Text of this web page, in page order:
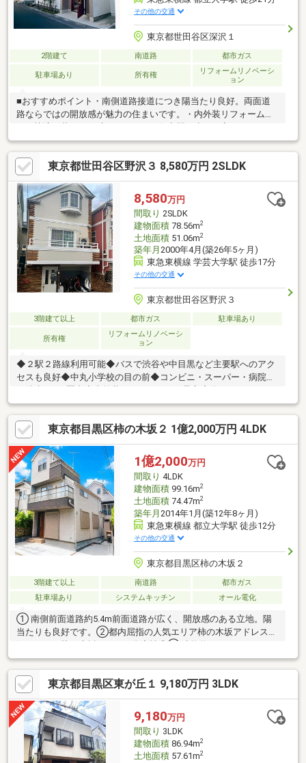
その他の交通
東京都世田谷区深沢１
2階建て 南道路 都市ガス
駐車場あり 所有権
リフォームリノベーシ
ョン
■おすすめポイント・南側道路接道につき陽当たり良好。両面道
路ならではの開放感が魅力の住まいです。・内外装リフォーム済
で、快適な暮らしを叶えるきれいな住空間へ生まれ変わりまし
た。・建物面積93.64㎡のゆとりある2LDKテラスハウス。・約
21.3帖の広々としたLDKは、家具配置もしやすく開放的な団らん
空間を演出します。・主寝室は約10帖を確保した、ゆとりある間
取りです。・駐車場完備で、お車を利用される方にも便利な住環
境です。□■□■□■□■□■□■□■□■□■ご見学予約承っております！！
お気軽にご連絡下さい！！□■□■□■□■□■□■□■□■□■
東京都世田谷区野沢３ 8,580万円 2SLDK
8,580万円
間取り 2SLDK
建物面積78.56m2
土地面積51.06m2
築年月 2000年4月(築26年5ヶ月)
東急東横線 学芸大学駅 徒歩17分
その他の交通
東京都世田谷区野沢３
3階建て以上 都市ガス 駐車場あり
所有権
リフォームリノベーシ
ョン
◆２駅２路線利用可能◆バスで渋谷や中目黒など主要駅へのアク
セスも良好◆中丸小学校の目の前◆コンビニ・スーパー・病院ま
2SLDKの3階建◆約14帖のLDK□■□■□■□■□■□■□■□■□■ご見学予
約承っております！！お気軽にご連絡下さい！！
□■□■□■□■□■□■□■□■□■・都心部および城南エリアを中心とする
地域密着の会社です♪・本物件については勿論、周辺環境も詳しく
ご説明いたします。
東京都目黒区柿の木坂２ 1億2,000万円 4LDK
1億2,000万円
間取り 4LDK
建物面積99.16m2
土地面積74.47m2
築年月 2014年1月(築12年8ヶ月)
東急東横線 都立大学駅 徒歩12分
その他の交通
東京都目黒区柿の木坂２
3階建て以上 南道路
都市ガス
駐車場あり
システムキッチン オール電化
① 南側前面道路約5.4m前面道路が広く、開放感のある立地。陽
当たりも良好です。②都内屈指の人気エリア柿の木坂アドレス人
気エリア：柿の木坂アドレス資産性◎③ 建物約99.16㎡・4LDKご
家族でもゆとりを持って暮らせる、使いやすい4LDKプラン。【リ
ピート・紹介率は35％以上×未公開物件中心の不動産テック企
業】≪弊社ランディックス桜新町本店は創業45年≫世田谷区・目
黒区・大田区・品川区・渋谷区・港区をはじめとした城南エリ
ア、都内の人気の住宅地の不動産情報に特化し、桜新町・自由が
丘・目黒の3拠点にて営業させて頂いております。
東京都目黒区東が丘１ 9,180万円 3LDK
9,180万円
間取り 3LDK
建物面積86.94m2
土地面積57.61m2